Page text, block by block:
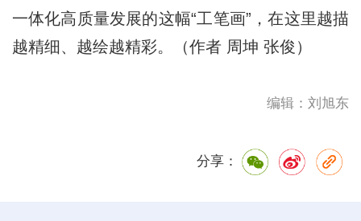
一体化高质量发展的这幅“工笔画”，在这里越描
越精细、越绘越精彩。（作者 周坤 张俊）
编辑：刘旭东
分享：